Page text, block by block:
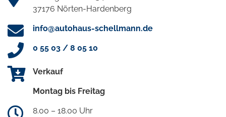
37176 Nörten-Hardenberg
info@autohaus-schellmann.de
0 55 03 / 8 05 10
Verkauf
Montag bis Freitag
8.00 – 18.00 Uhr